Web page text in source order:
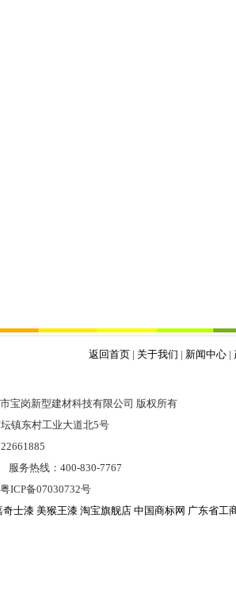
返回首页 | 关于我们 | 新闻中心 |
宝岗新型建材科技有限公司 版权所有
镇东村工业大道北5号
服务热线：400-830-7767
ICP备07030732号
奇士漆 美猴王漆 淘宝旗舰店 中国商标网 广东省工